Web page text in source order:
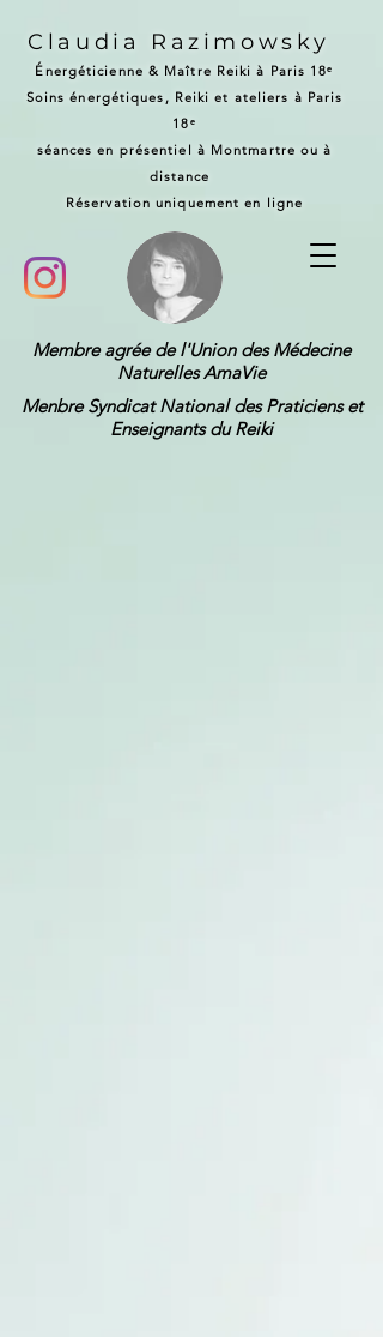
Claudia Razimowsky
Énergéticienne & Maître Reiki à Paris 18ᵉ
Soins énergétiques, Reiki et ateliers à Paris
18ᵉ
séances en présentiel à Montmartre ou à
distance
Réservation uniquement en ligne
Membre agrée de l'Union des Médecine
Naturelles AmaVie
Menbre Syndicat National des Praticiens et
Enseignants du Reiki